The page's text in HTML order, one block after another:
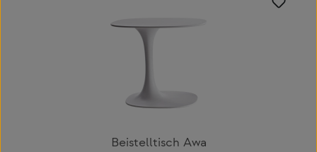
Beistelltisch Awa